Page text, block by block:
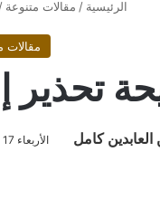
الرئيسية / مقالات متنوعة /
مقالات
تحذير
كامل الأربعاء 17 شوال 1443هـ 18-5-2022م